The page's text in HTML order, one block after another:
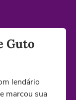
Guto
lendário
marcou sua